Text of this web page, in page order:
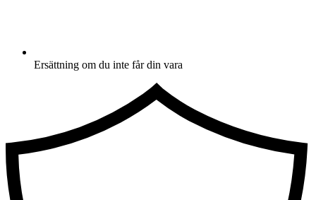
Ersättning om du inte får din vara